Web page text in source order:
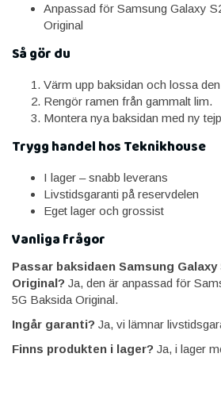
Anpassad för Samsung Galaxy
Original
Så gör du
Värm upp baksidan och lossa
Rengör ramen från gammalt lim.
Montera nya baksidan med ny
Trygg handel hos Teknikhouse
I lager – snabb leverans
Livstidsgaranti på reservdelen
Eget lager och grossist
Vanliga frågor
Passar baksidaen Samsung Galaxy
Original? Ja, den är anpassad för
5G Baksida Original.
Ingår garanti? Ja, vi lämnar
Finns produkten i lager? Ja, i lager